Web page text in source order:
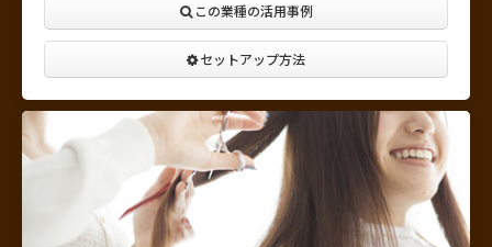
この業種の活用事例
セットアップ方法